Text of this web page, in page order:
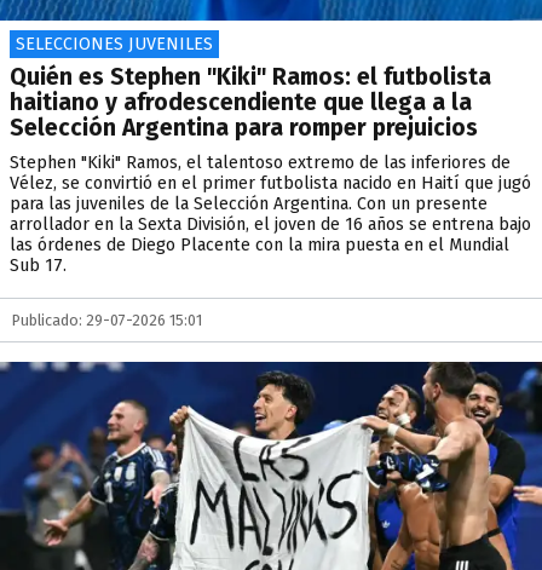
SELECCIONES JUVENILES
Quién es Stephen "Kiki" Ramos: el futbolista
haitiano y afrodescendiente que llega a la
Selección Argentina para romper prejuicios
Stephen "Kiki" Ramos, el talentoso extremo de las inferiores de
Vélez, se convirtió en el primer futbolista nacido en Haití que jugó
para las juveniles de la Selección Argentina. Con un presente
arrollador en la Sexta División, el joven de 16 años se entrena bajo
las órdenes de Diego Placente con la mira puesta en el Mundial
Sub 17.
Publicado: 29-07-2026 15:01